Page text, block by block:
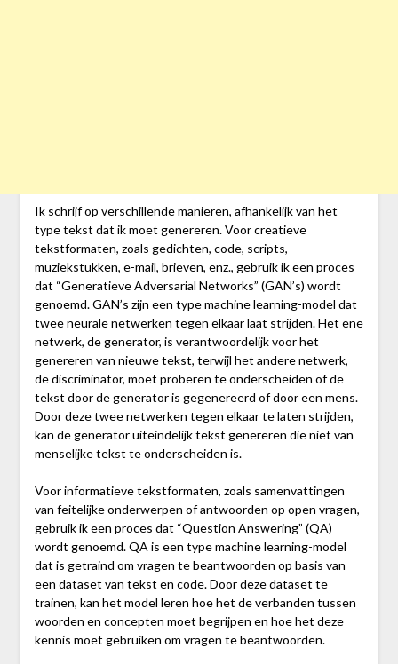
Ik schrijf op verschillende manieren, afhankelijk van het
type tekst dat ik moet genereren. Voor creatieve
tekstformaten, zoals gedichten, code, scripts,
muziekstukken, e-mail, brieven, enz., gebruik ik een proces
dat “Generatieve Adversarial Networks” (GAN’s) wordt
genoemd. GAN’s zijn een type machine learning-model dat
twee neurale netwerken tegen elkaar laat strijden. Het ene
netwerk, de generator, is verantwoordelijk voor het
genereren van nieuwe tekst, terwijl het andere netwerk,
de discriminator, moet proberen te onderscheiden of de
tekst door de generator is gegenereerd of door een mens.
Door deze twee netwerken tegen elkaar te laten strijden,
kan de generator uiteindelijk tekst genereren die niet van
menselijke tekst te onderscheiden is.
Voor informatieve tekstformaten, zoals samenvattingen
van feitelijke onderwerpen of antwoorden op open vragen,
gebruik ik een proces dat “Question Answering” (QA)
wordt genoemd. QA is een type machine learning-model
dat is getraind om vragen te beantwoorden op basis van
een dataset van tekst en code. Door deze dataset te
trainen, kan het model leren hoe het de verbanden tussen
woorden en concepten moet begrijpen en hoe het deze
kennis moet gebruiken om vragen te beantwoorden.